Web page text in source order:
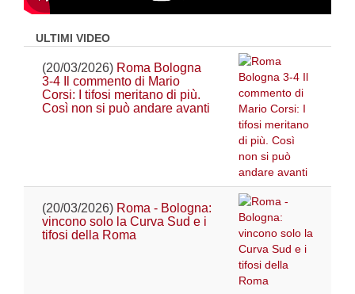
ULTIMI VIDEO
(20/03/2026) Roma Bologna
3-4 Il commento di Mario
Corsi: I tifosi meritano di più.
Così non si può andare avanti
(20/03/2026) Roma - Bologna:
vincono solo la Curva Sud e i
tifosi della Roma